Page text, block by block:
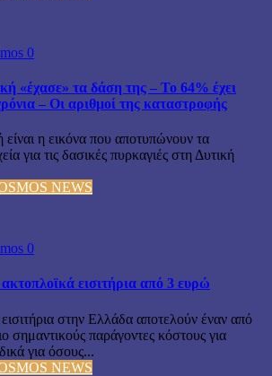
0
«έχασε» τα δάση της – Το 64% έχει
– Οι αριθμοί της καταστροφής
είναι η εικόνα που αποτυπώνουν τα
για τις δασικές πυρκαγιές στη Δυτική
NEWS
0
εισιτήρια από 3 ευρώ
στην Ελλάδα αποτελούν έναν από
σημαντικούς παράγοντες κόστους για
για όσους...
NEWS